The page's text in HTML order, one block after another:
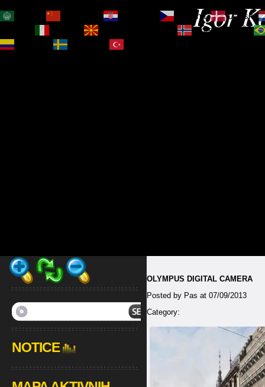
Igor
OLYMPUS DIGITAL CAMERA
Posted by Pas at 07/09/2013
Category:
NOTICE
Čeština‎
Dansk
Norsk bokmål